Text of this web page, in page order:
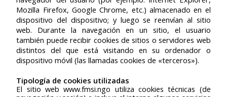
Mozilla Firefox, Google Chrome, etc.) almacenado en el
dispositivo del dispositivo; y luego se reenvían al sitio
web. Durante la navegación en un sitio, el usuario
también puede recibir cookies de sitios o servidores web
distintos del que está visitando en su ordenador o
dispositivo móvil (las llamadas cookies de «terceros»).
Tipología de cookies utilizadas
El sitio web www.fmsi.ngo utiliza cookies técnicas (de